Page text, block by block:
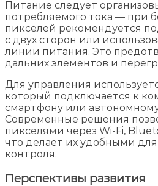
Питание следует
потребляемого тока — при
пикселей рекомендуется
с двух сторон или
линии питания. Это
дальних элементов и
Для управления
который подключается к
смартфону или
Современные решения
пикселями через Wi-Fi,
что делает их удобными
контроля.
Перспективы развития